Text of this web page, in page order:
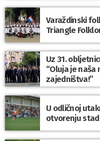
Varaždinski
Triangle
Uz 31.
“Oluja je
zajedništva!”
U odličnoj
otvorenju